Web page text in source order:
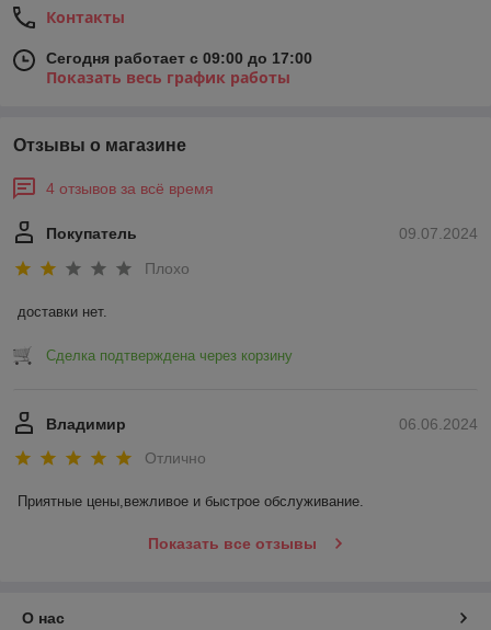
Контакты
Сегодня работает с 09:00 до 17:00
Показать весь график работы
Отзывы о магазине
4 отзывов за всё время
09.07.2024
Покупатель
Плохо
доставки нет.
Сделка подтверждена через корзину
06.06.2024
Владимир
Отлично
Приятные цены,вежливое и быстрое обслуживание.
Показать все отзывы
О нас